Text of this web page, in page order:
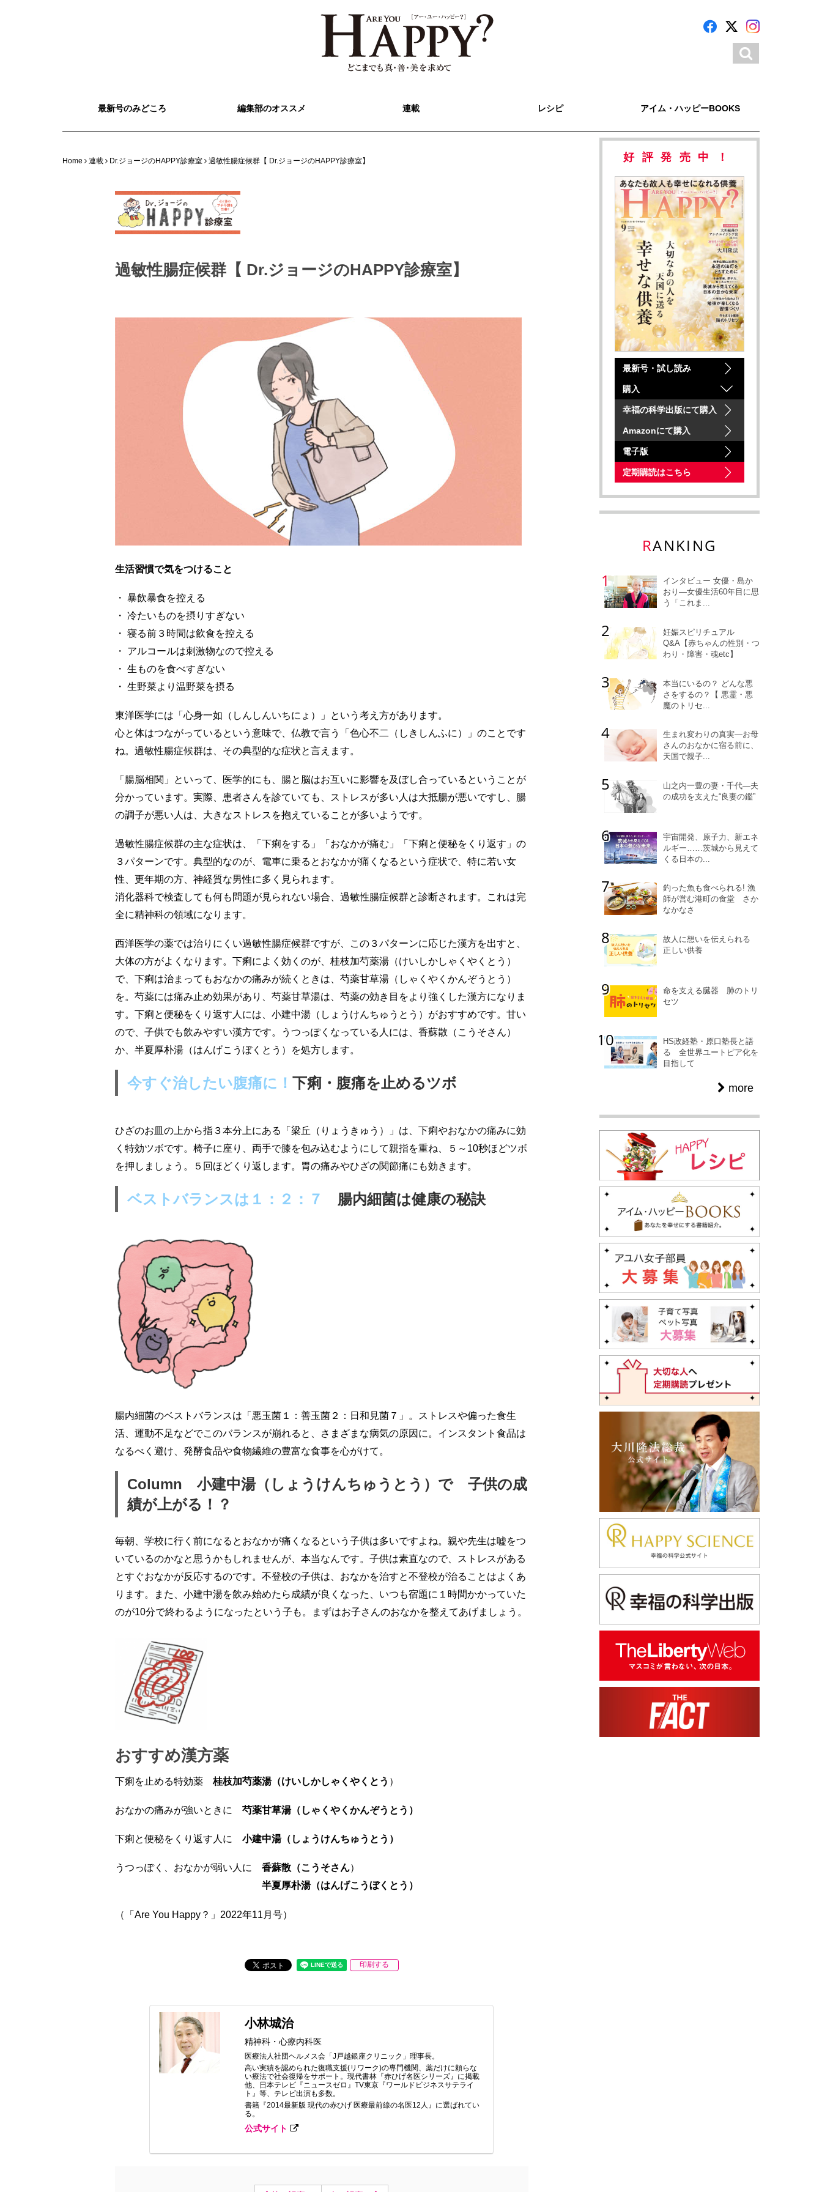
最新号のみどころ 編集部のオススメ 連載 レシピ アイム・ハッピーBOOKS
Home 連載 Dr.ジョージのHAPPY診療室 過敏性腸症候群【 Dr.ジョージのHAPPY診療室】
過敏性腸症候群【 Dr.ジョージのHAPPY診療室】
生活習慣で気をつけること
・ 暴飲暴食を控える
・ 冷たいものを摂りすぎない
・ 寝る前３時間は飲食を控える
・ アルコールは刺激物なので控える
・ 生ものを食べすぎない
・ 生野菜より温野菜を摂る
東洋医学には「心身一如（しんしんいちにょ）」という考え方があります。
心と体はつながっているという意味で、仏教で言う「色心不二（ しきしんふに）」のことです
ね。過敏性腸症候群は、その典型的な症状と言えます。
「腸脳相関」といって、医学的にも、腸と脳はお互いに影響を及ぼし合っているということが
分かっています。実際、患者さんを診ていても、ストレスが多い人は大抵腸が悪いですし、腸
の調子が悪い人は、大きなストレスを抱えていることが多いようです。
過敏性腸症候群の主な症状は、「下痢をする」「おなかが痛む」「下痢と便秘をくり返す」の
３パターンです。典型的なのが、電車に乗るとおなかが痛くなるという症状で、特に若い女
性、更年期の方、神経質な男性に多く見られます。
消化器科で検査しても何も問題が見られない場合、過敏性腸症候群と診断されます。これは完
全に精神科の領域になります。
西洋医学の薬では治りにくい過敏性腸症候群ですが、この３パターンに応じた漢方を出すと、
大体の方がよくなります。下痢によく効くのが、桂枝加芍薬湯（けいしかしゃくやくとう）
で、下痢は治まってもおなかの痛みが続くときは、芍薬甘草湯（しゃくやくかんぞうとう）
を。芍薬には痛み止め効果があり、芍薬甘草湯は、芍薬の効き目をより強くした漢方になりま
す。下痢と便秘をくり返す人には、小建中湯（しょうけんちゅうとう）がおすすめです。甘い
ので、子供でも飲みやすい漢方です。うつっぽくなっている人には、香蘇散（こうそさん）
か、半夏厚朴湯（はんげこうぼくとう）を処方します。
今すぐ治したい腹痛に！ 下痢・腹痛を止めるツボ
ひざのお皿の上から指３本分上にある「梁丘（りょうきゅう）」は、下痢やおなかの痛みに効
く特効ツボです。椅子に座り、両手で膝を包み込むようにして親指を重ね、５～10秒ほどツボ
を押しましょう。５回ほどくり返します。胃の痛みやひざの関節痛にも効きます。
ベストバランスは１：２：７ 腸内細菌は健康の秘訣
腸内細菌のベストバランスは「悪玉菌１：善玉菌２：日和見菌７」。ストレスや偏った食生
活、運動不足などでこのバランスが崩れると、さまざまな病気の原因に。インスタント食品は
なるべく避け、発酵食品や食物繊維の豊富な食事を心がけて。
Column 小建中湯（しょうけんちゅうとう）で 子供の成
績が上がる！？
毎朝、学校に行く前になるとおなかが痛くなるという子供は多いですよね。親や先生は嘘をつ
いているのかなと思うかもしれませんが、本当なんです。子供は素直なので、ストレスがある
とすぐおなかが反応するのです。不登校の子供は、おなかを治すと不登校が治ることはよくあ
ります。また、小建中湯を飲み始めたら成績が良くなった、いつも宿題に１時間かかっていた
のが10分で終わるようになったという子も。まずはお子さんのおなかを整えてあげましょう。
おすすめ漢方薬
下痢を止める特効薬 桂枝加芍薬湯（けいしかしゃくやくとう ）
おなかの痛みが強いときに 芍薬甘草湯（しゃくやくかんぞうとう）
下痢と便秘をくり返す人に 小建中湯（しょうけんちゅうとう）
うつっぽく、おなかが弱い人に 香蘇散（こうそさん）
半夏厚朴湯（はんげこうぼくとう）
（「Are You Happy？」2022年11月号）
印刷する
小林城治
精神科・心療内科医
医療法人社団ヘルメス会「J戸越銀座クリニック」理事長。
高い実績を認められた復職支援(リワーク)の専門機関、薬だけに頼らな
い療法で社会復帰をサポート。現代書林『赤ひげ名医シリーズ』に掲載
他、日本テレビ『ニュースゼロ』TV東京『ワールドビジネスサテライ
ト』等、テレビ出演も多数。
書籍『2014最新版 現代の赤ひげ 医療最前線の名医12人』に選ばれてい
る。
公式サイト
好評発売中！
最新号・試し読み
購入
幸福の科学出版にて購入
Amazonにて購入
電子版
定期購読はこちら
RANKING
インタビュー 女優・島か
おり―女優生活60年目に思
う「これま...
妊娠スピリチュアル
Q&A【赤ちゃんの性別・つ
わり・障害・魂etc】
本当にいるの？ どんな悪
さをするの？【 悪霊・悪
魔のトリセ...
生まれ変わりの真実―お母
さんのおなかに宿る前に、
天国で親子...
山之内一豊の妻・千代―夫
の成功を支えた“良妻の鑑”
宇宙開発、原子力、新エネ
ルギー……茨城から見えて
くる日本の...
釣った魚も食べられる! 漁
師が営む港町の食堂 さか
なかなさ
故人に想いを伝えられる
正しい供養
命を支える臓器 肺のトリ
セツ
HS政経塾・原口塾長と語
る 全世界ユートピア化を
目指して
more